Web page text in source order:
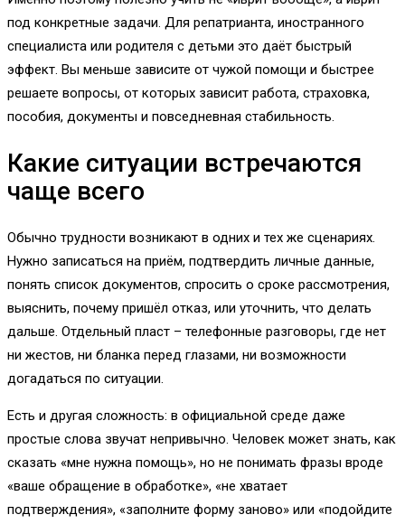
под конкретные задачи. Для репатрианта, иностранного
специалиста или родителя с детьми это даёт быстрый
эффект. Вы меньше зависите от чужой помощи и быстрее
решаете вопросы, от которых зависит работа, страховка,
пособия, документы и повседневная стабильность.
Какие ситуации встречаются
чаще всего
Обычно трудности возникают в одних и тех же сценариях.
Нужно записаться на приём, подтвердить личные данные,
понять список документов, спросить о сроке рассмотрения,
выяснить, почему пришёл отказ, или уточнить, что делать
дальше. Отдельный пласт – телефонные разговоры, где нет
ни жестов, ни бланка перед глазами, ни возможности
догадаться по ситуации.
Есть и другая сложность: в официальной среде даже
простые слова звучат непривычно. Человек может знать, как
сказать «мне нужна помощь», но не понимать фразы вроде
«ваше обращение в обработке», «не хватает
подтверждения», «заполните форму заново» или «подойдите